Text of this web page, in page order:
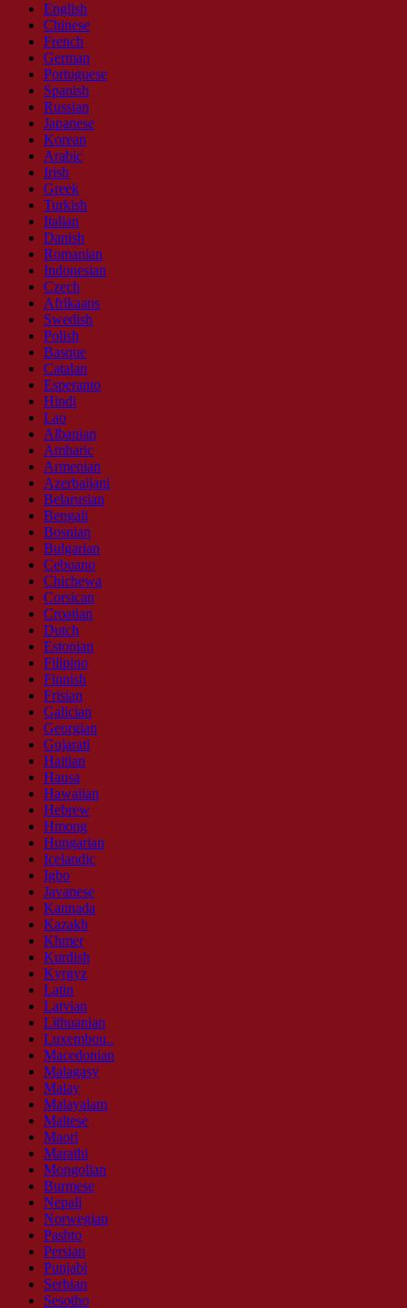
English
Chinese
French
German
Portuguese
Spanish
Russian
Japanese
Korean
Arabic
Irish
Greek
Turkish
Italian
Danish
Romanian
Indonesian
Czech
Afrikaans
Swedish
Polish
Basque
Catalan
Esperanto
Hindi
Lao
Albanian
Amharic
Armenian
Azerbaijani
Belarusian
Bengali
Bosnian
Bulgarian
Cebuano
Chichewa
Corsican
Croatian
Dutch
Estonian
Filipino
Finnish
Frisian
Galician
Georgian
Gujarati
Haitian
Hausa
Hawaiian
Hebrew
Hmong
Hungarian
Icelandic
Igbo
Javanese
Kannada
Kazakh
Khmer
Kurdish
Kyrgyz
Latin
Latvian
Lithuanian
Luxembou..
Macedonian
Malagasy
Malay
Malayalam
Maltese
Maori
Marathi
Mongolian
Burmese
Nepali
Norwegian
Pashto
Persian
Punjabi
Serbian
Sesotho